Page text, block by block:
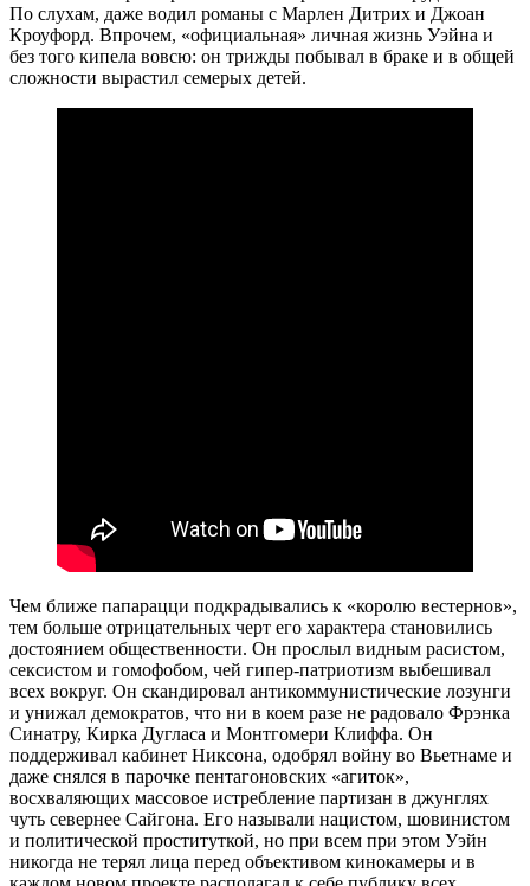
По слухам, даже водил романы с Марлен Дитрих и Джоан
Кроуфорд. Впрочем, «официальная» личная жизнь Уэйна и
без того кипела вовсю: он трижды побывал в браке и в общей
сложности вырастил семерых детей.
Чем ближе папарацци подкрадывались к «королю вестернов»,
тем больше отрицательных черт его характера становились
достоянием общественности. Он прослыл видным расистом,
сексистом и гомофобом, чей гипер-патриотизм выбешивал
всех вокруг. Он скандировал антикоммунистические лозунги
и унижал демократов, что ни в коем разе не радовало Фрэнка
Синатру, Кирка Дугласа и Монтгомери Клиффа. Он
поддерживал кабинет Никсона, одобрял войну во Вьетнаме и
даже снялся в парочке пентагоновских «агиток»,
восхваляющих массовое истребление партизан в джунглях
чуть севернее Сайгона. Его называли нацистом, шовинистом
и политической проституткой, но при всем при этом Уэйн
никогда не терял лица перед объективом кинокамеры и в